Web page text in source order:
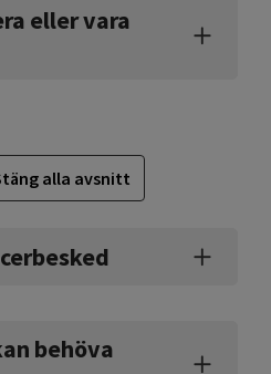
eller vara
alla avsnitt
behöva